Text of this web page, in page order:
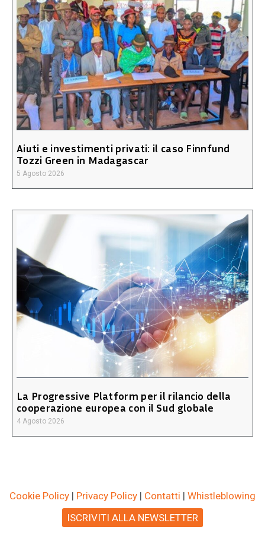
Aiuti e investimenti privati: il caso Finnfund
Tozzi Green in Madagascar
5 Agosto 2026
La Progressive Platform per il rilancio della
cooperazione europea con il Sud globale
4 Agosto 2026
Cookie Policy | Privacy Policy | Contatti | Whistleblowing
ISCRIVITI ALLA NEWSLETTER